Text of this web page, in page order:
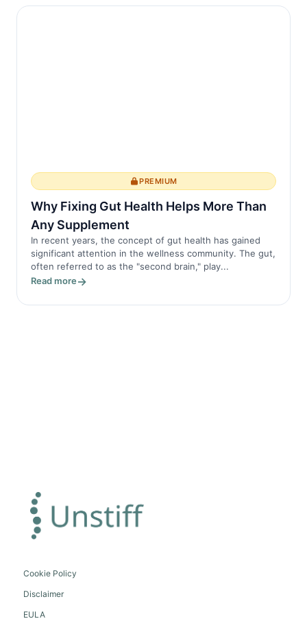
PREMIUM
Why Fixing Gut Health Helps More Than
Any Supplement
In recent years, the concept of gut health has gained
significant attention in the wellness community. The gut,
often referred to as the "second brain," play...
Read more
Cookie Policy
Disclaimer
EULA